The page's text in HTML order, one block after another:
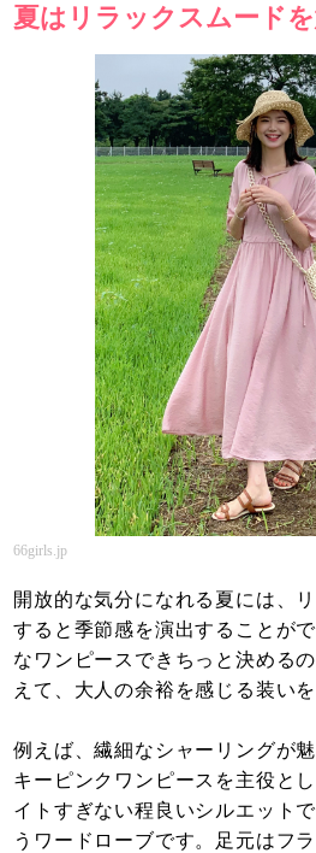
夏はリラックスムード
66girls.jp
開放的な気分になれる夏には、
すると季節感を演出することが
なワンピースできちっと決める
えて、大人の余裕を感じる装い
例えば、繊細なシャーリングが
キーピンクワンピースを主役と
イトすぎない程良いシルエット
うワードローブです。足元はフ